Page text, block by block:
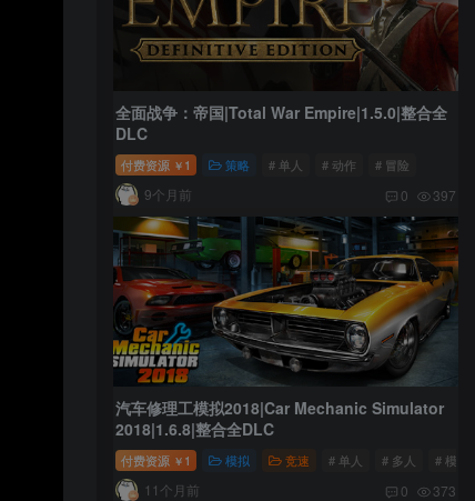
全面战争：帝国|Total War Empire|1.5.0|整合全
DLC
付费资源 ￥ 1 策略 # 单人 # 动作 # 冒险
9个月前 0 397
汽车修理工模拟2018|Car Mechanic Simulator
2018|1.6.8|整合全DLC
付费资源 ￥ 1 模拟 竞速 # 单人 # 多人 # 模拟
11个月前 0 373